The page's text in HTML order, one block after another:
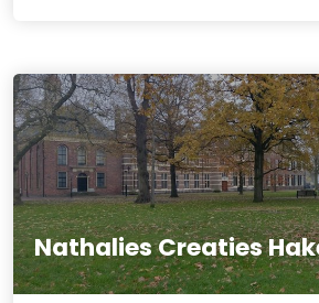
Nathalies Creaties